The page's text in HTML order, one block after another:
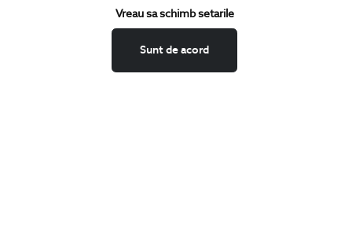
Sunt de acord
Vreau sa schimb setarile
Securitatea datelor
ANPC